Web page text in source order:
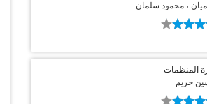
، محمود سلمان
المنظمات
حريم